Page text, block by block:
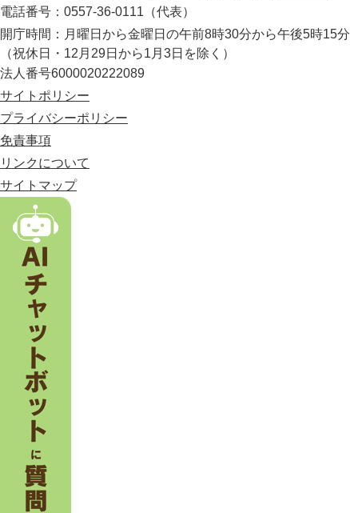
の
東
部
に
位
置
す
る
市
電話番号：0557-36-0111（代表）
開庁時間：月曜日から金曜日の午前8時30分から午後5時15分
（祝休日・12月29日から1月3日を除く）
法人番号6000020222089
サイトポリシー
プライバシーポリシー
免責事項
リンクについて
サイトマップ